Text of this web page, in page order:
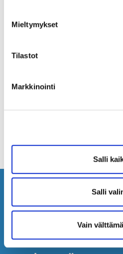
Mieltymykset
Tilastot
Markkinointi
Salli
Salli
Vain
Autokorjaamo Auto-
Arkisin 8.00 – 17.00